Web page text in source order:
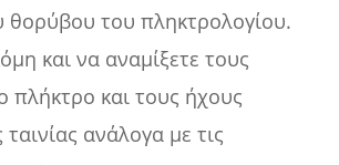
θορύβου του πληκτρολογίου.
και να αναμίξετε τους
πλήκτρο και τους ήχους
ανάλογα με τις